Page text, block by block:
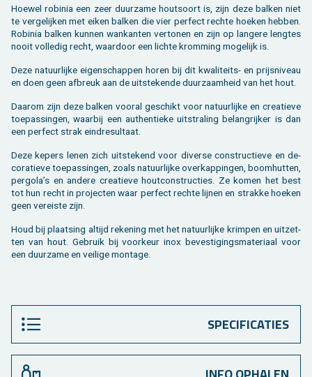
Hoe­wel ro­bi­nia een zeer duur­za­me hout­soort is, zijn deze bal­ken niet
te ver­ge­lij­ken met eiken bal­ken die vier per­fect rech­te hoe­ken heb­ben.
Ro­bi­nia bal­ken kun­nen wan­kan­ten ver­to­nen en zijn op lan­ge­re leng­tes
nooit vol­le­dig recht, waar­door een lich­te krom­ming mo­ge­lijk is.
Deze na­tuur­lij­ke ei­gen­schap­pen horen bij dit kwa­li­teits- en prijs­ni­veau
en doen geen af­breuk aan de uit­ste­ken­de duur­zaam­heid van het hout.
Daar­om zijn deze bal­ken voor­al ge­schikt voor na­tuur­lij­ke en cre­a­tie­ve
toe­pas­sin­gen, waar­bij een au­then­tie­ke uit­stra­ling be­lang­rij­ker is dan
een per­fect strak eind­re­sul­taat.
Deze ke­pers lenen zich uit­ste­kend voor di­ver­se con­struc­tie­ve en de­
co­ra­tie­ve toe­pas­sin­gen, zoals na­tuur­lij­ke over­kap­pin­gen, boom­hut­ten,
per­go­la’s en an­de­re cre­a­tie­ve hout­con­struc­ties. Ze komen het best
tot hun recht in pro­jec­ten waar per­fect rech­te lij­nen en strak­ke hoe­ken
geen ver­eis­te zijn.
Houd bij plaat­sing al­tijd re­ke­ning met het na­tuur­lij­ke krim­pen en uit­zet­
ten van hout. Ge­bruik bij voor­keur inox be­ves­ti­gings­ma­te­ri­aal voor
een duur­za­me en vei­li­ge mon­ta­ge.
SPECIFICATIES